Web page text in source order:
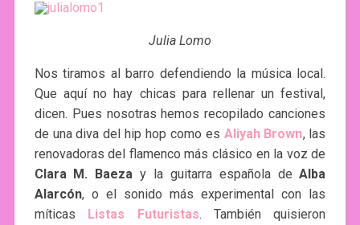
Julia Lomo
Nos tiramos al barro defendiendo la música local.
Que aquí no hay chicas para rellenar un festival,
dicen. Pues nosotras hemos recopilado canciones
de una diva del hip hop como es Aliyah Brown, las
renovadoras del flamenco más clásico en la voz de
Clara M. Baeza y la guitarra española deAlba
Alarcón, o el sonido más experimental con las
míticas Listas Futuristas. También quisieron